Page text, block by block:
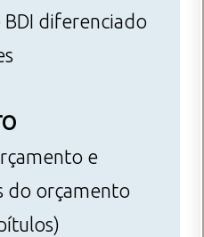
BDI diferenciado
e
do orçamento